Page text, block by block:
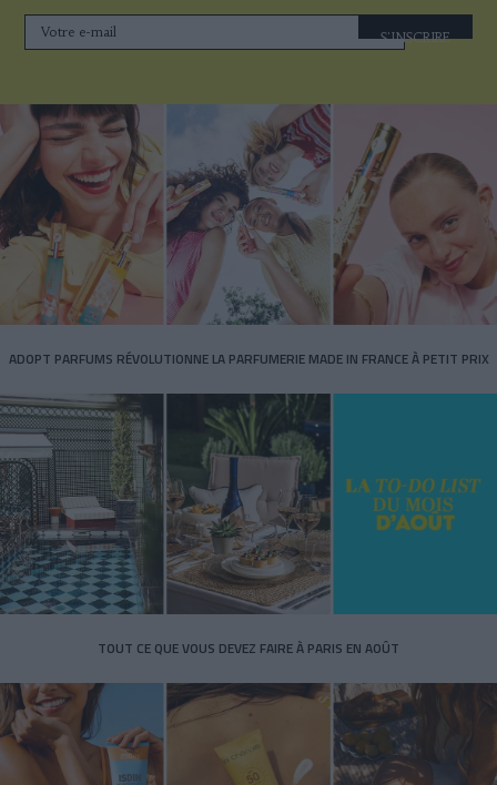
S'INSCRIRE
ADOPT PARFUMS RÉVOLUTIONNE LA PARFUMERIE MADE IN FRANCE À PETIT PRIX
TOUT CE QUE VOUS DEVEZ FAIRE À PARIS EN AOÛT